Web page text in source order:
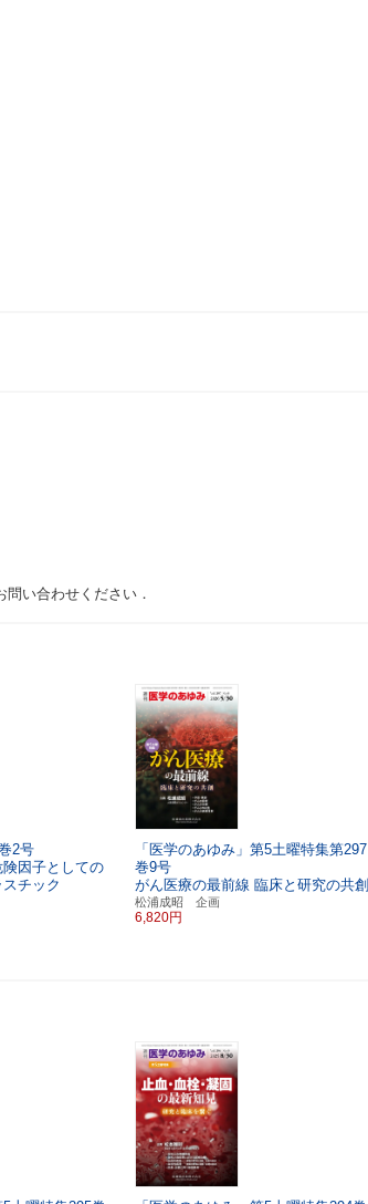
い合わせください．
2号
因子としての
チック
「医学のあゆみ」第5土曜特集第297
巻9号
がん医療の最前線 臨床と研究の共創
松浦成昭 企画
6,820円